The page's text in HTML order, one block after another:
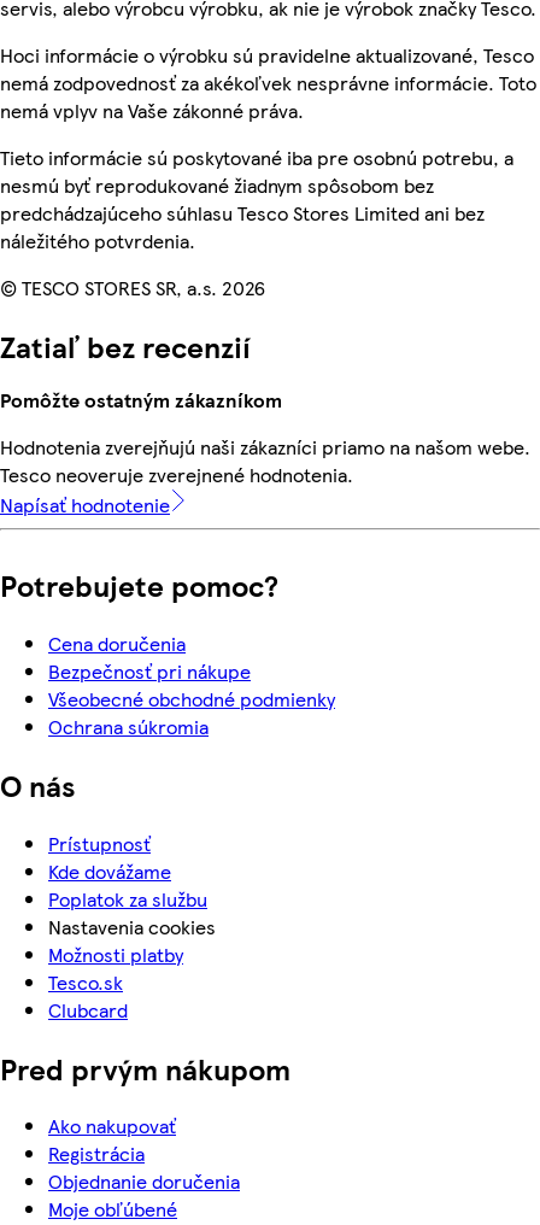
servis, alebo výrobcu výrobku, ak nie je výrobok značky Tesco.
Hoci informácie o výrobku sú pravidelne aktualizované, Tesco
nemá zodpovednosť za akékoľvek nesprávne informácie. Toto
nemá vplyv na Vaše zákonné práva.
Tieto informácie sú poskytované iba pre osobnú potrebu, a
nesmú byť reprodukované žiadnym spôsobom bez
predchádzajúceho súhlasu Tesco Stores Limited ani bez
náležitého potvrdenia.
© TESCO STORES SR, a.s. 2026
Zatiaľ bez recenzií
Pomôžte ostatným zákazníkom
Hodnotenia zverejňujú naši zákazníci priamo na našom webe.
Tesco neoveruje zverejnené hodnotenia.
Napísať hodnotenie
Potrebujete pomoc?
Cena doručenia
Bezpečnosť pri nákupe
Všeobecné obchodné podmienky
Ochrana súkromia
O nás
Prístupnosť
Kde dovážame
Poplatok za službu
Nastavenia cookies
Možnosti platby
Tesco.sk
Clubcard
Pred prvým nákupom
Ako nakupovať
Registrácia
Objednanie doručenia
Moje obľúbené